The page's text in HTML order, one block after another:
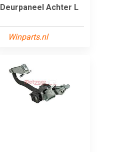
Deurpaneel Achter L
Winparts.nl